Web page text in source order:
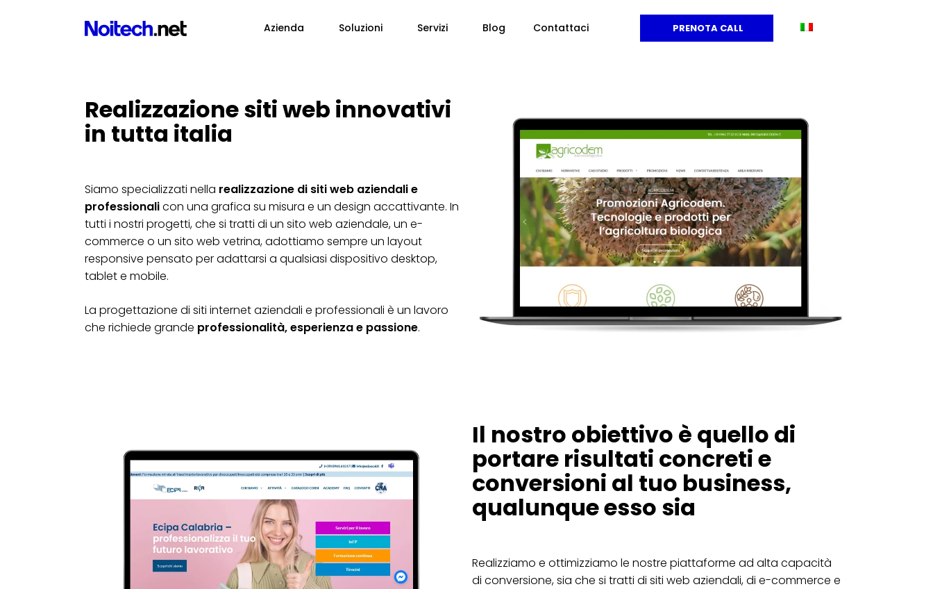
Azienda Soluzioni Servizi Blog Contattaci PRENOTA CALL
Realizzazione siti web innovativi
in tutta italia
Siamo specializzati nella realizzazione di siti web aziendali e
professionalicon una grafica su misura e un design accattivante. In
tutti i nostri progetti, che si tratti di un sito web aziendale, un e-
commerce o un sito web vetrina, adottiamo sempre un layout
responsive pensato per adattarsi a qualsiasi dispositivo desktop,
tablet e mobile.
La progettazione di siti internet aziendali e professionali è un lavoro
che richiede grande professionalità, esperienza e passione.
Il nostro obiettivo è quello di
portare risultati concreti e
conversioni al tuo business,
qualunque esso sia
Realizziamo e ottimizziamo le nostre piattaforme ad alta capacità
di conversione, sia che si tratti di siti web aziendali, di e-commerce e